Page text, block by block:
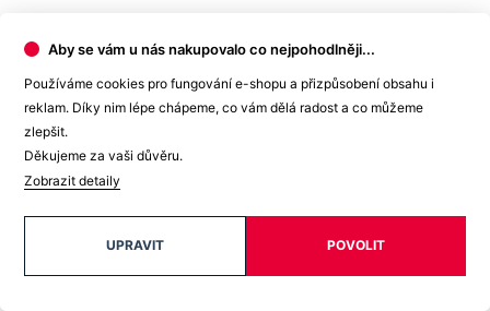
Aby se vám u nás nakupovalo co nejpohodlněji...
Používáme cookies pro fungování e-shopu a přizpůsobení obsahu i
reklam. Díky nim lépe chápeme, co vám dělá radost a co můžeme
zlepšit.
Děkujeme za vaši důvěru.
Zobrazit detaily
POVOLIT
UPRAVIT